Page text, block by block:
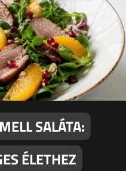
SALÁTA:
ÉLETHEZ